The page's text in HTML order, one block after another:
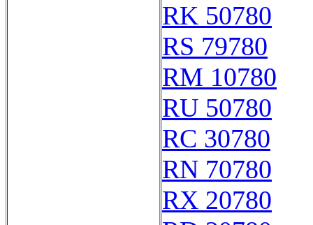
RK 50780
RS 79780
RM 10780
RU 50780
RC 30780
RN 70780
RX 20780